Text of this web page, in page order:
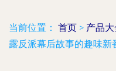
当前位置： 首页 > 产品大
露反派幕后故事的趣味新